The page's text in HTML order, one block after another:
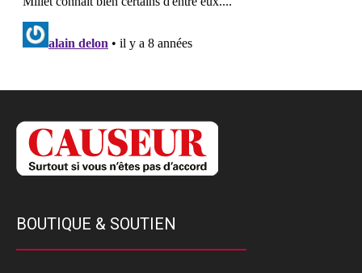
BOUTIQUE & SOUTIEN